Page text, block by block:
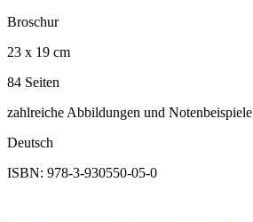
Broschur
23 x 19 cm
84 Seiten
zahlreiche Abbildungen und Notenbeispiele
Deutsch
ISBN: 978-3-930550-05-0